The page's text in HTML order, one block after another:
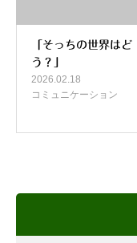
「そっちの世界はど
う？」
2026.02.18
コミュニケーション